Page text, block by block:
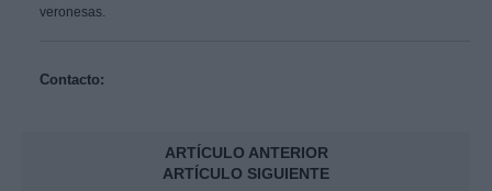
veronesas.
Contacto:
ARTÍCULO ANTERIOR
ARTÍCULO SIGUIENTE